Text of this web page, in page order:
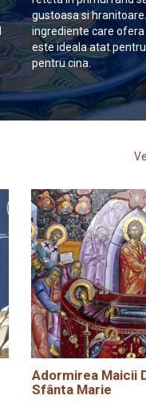
gustoasa si
ingrediente care ofera
este ideala atat
pentru cina.
Adormirea Maicii
Sfânta Marie